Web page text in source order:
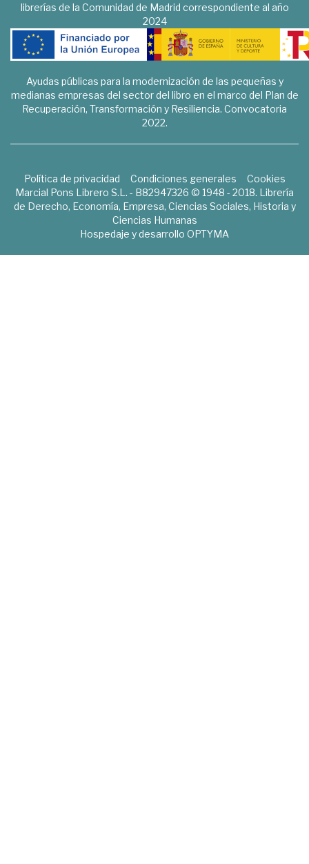
librerías de la Comunidad de Madrid correspondiente al año
2024
Ayudas públicas para la modernización de las pequeñas y
medianas empresas del sector del libro en el marco del Plan de
Recuperación, Transformación y Resiliencia. Convocatoria
2022.
Política de privacidad Condiciones generales
Cookies
Marcial Pons Librero S.L. - B82947326 © 1948 - 2018. Librería
de Derecho, Economía, Empresa, Ciencias Sociales, Historia y
Ciencias Humanas
Hospedaje y desarrollo OPTYMA